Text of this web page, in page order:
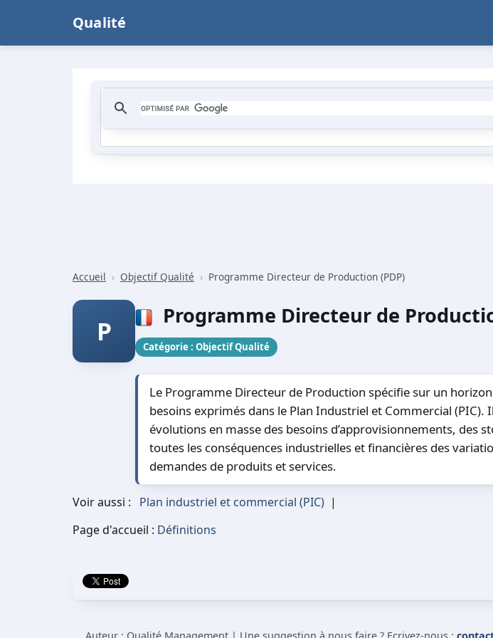
Qualité
Accueil › Objectif Qualité › Programme Directeur de Production (PDP)
P Programme Directeur de
Catégorie : Objectif Qualité
Le Programme Directeur de Production spécifie sur un
besoins exprimés dans le Plan Industriel et Commercial (PIC).
évolutions en masse des besoins d’approvisionnements, des
toutes les conséquences industrielles et financières des
demandes de produits et services.
Voir aussi : Plan industriel et commercial (PIC) |
Page d'accueil : Définitions